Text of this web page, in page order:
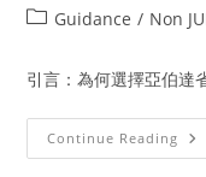
Guidance / Non
引言：為何選擇亞伯達
Continue Reading